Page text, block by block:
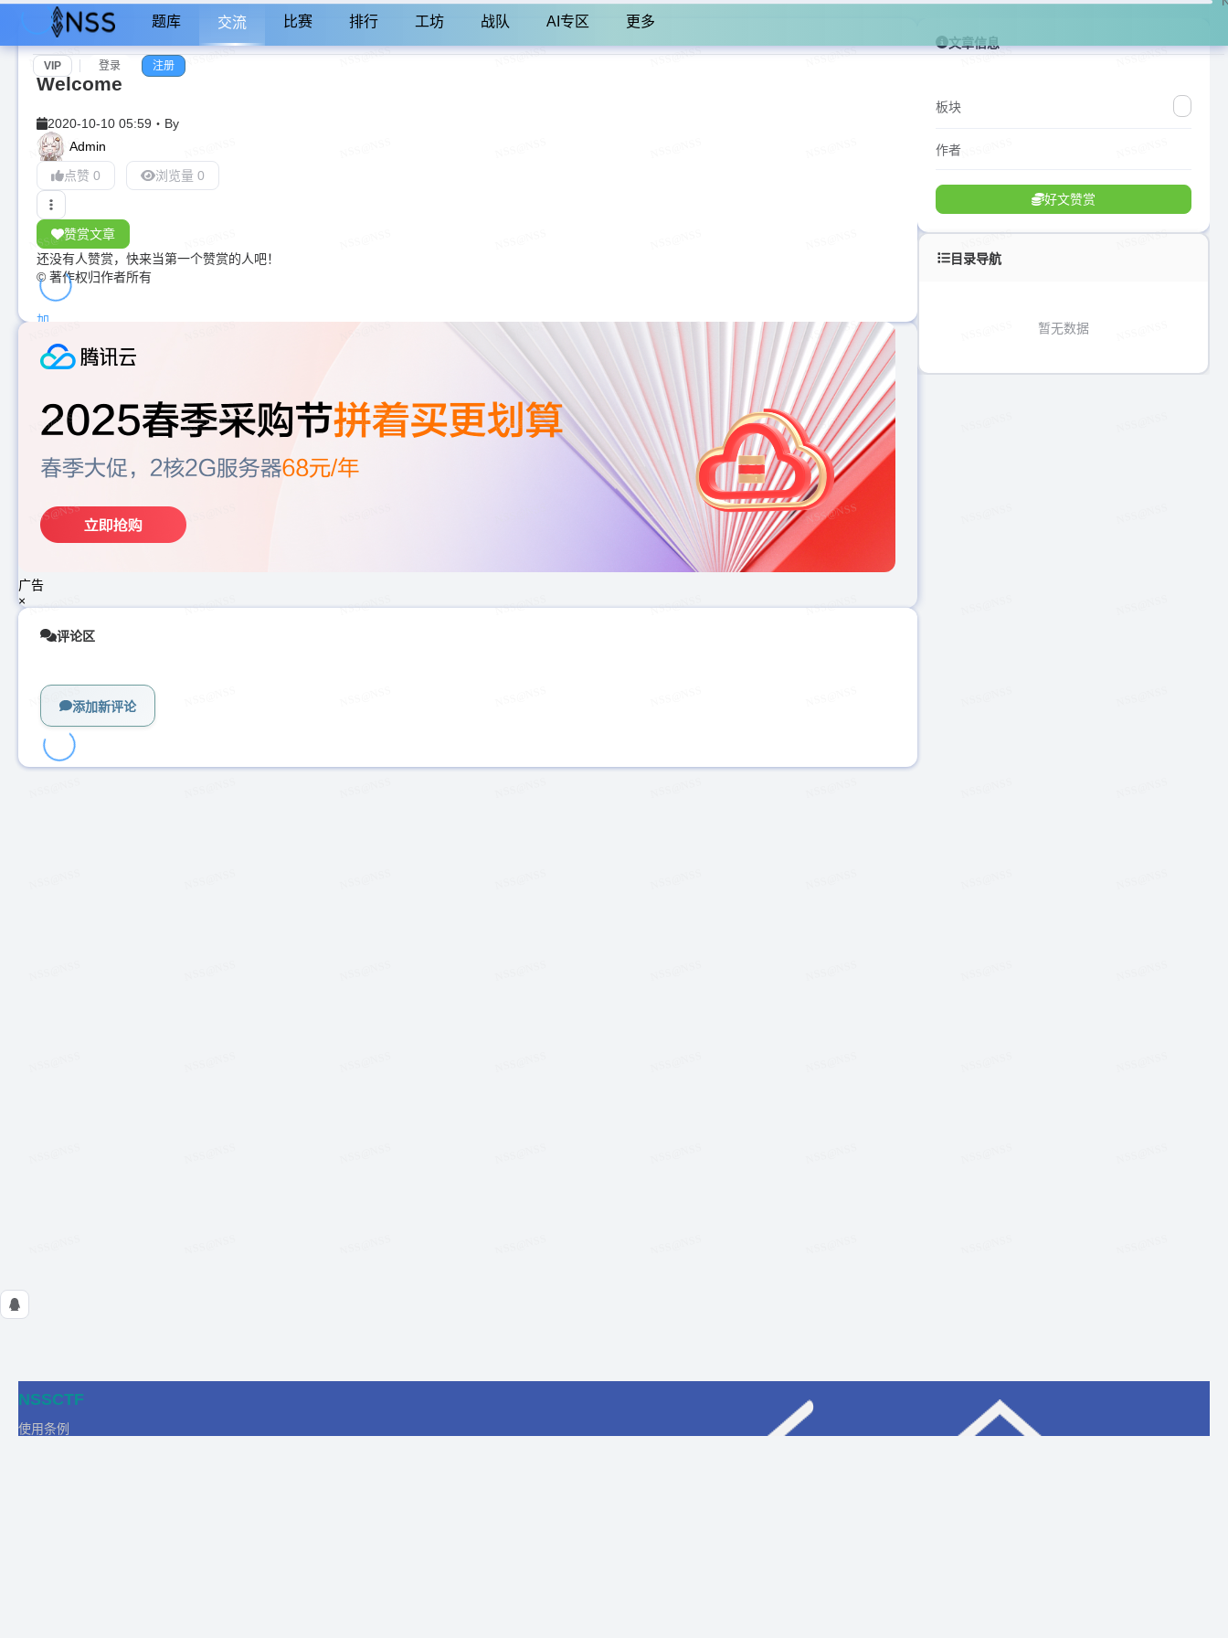
题库 交流 比赛 排行 工坊 战队 AI专区 更多
VIP 登录 注册
Welcome
2020-10-10 05:59 ・ By
Admin
点赞 0
浏览量 0
赞赏文章
还没有人赞赏，快来当第一个赞赏的人吧！
© 著作权归作者所有
加
中...
广告
×
评论区
添加新评论
文章信息
板块
作者
好文赞赏
目录导航
暂无数据
NSSCTF
使用条例